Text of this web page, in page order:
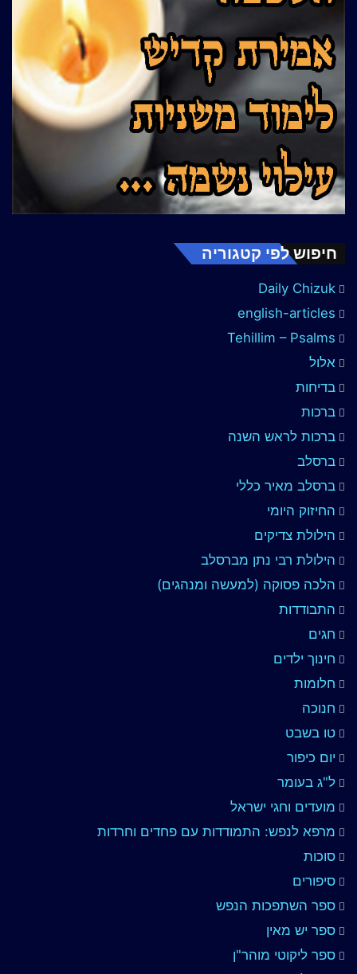
חיפוש לפי קטגוריה
Daily Chizuk
english-articles
Tehillim – Psalms
אלול
בדיחות
ברכות
ברכות לראש השנה
ברסלב
ברסלב מאיר כללי
החיזוק היומי
הילולת צדיקים
הילולת רבי נתן מברסלב
הלכה פסוקה (למעשה ומנהגים)
התבודדות
חגים
חינוך ילדים
חלומות
חנוכה
טו בשבט
יום כיפור
ל"ג בעומר
מועדים וחגי ישראל
מרפא לנפש: התמודדות עם פחדים וחרדות
סוכות
סיפורים
ספר השתפכות הנפש
ספר יש מאין
ספר ליקוטי מוהר"ן